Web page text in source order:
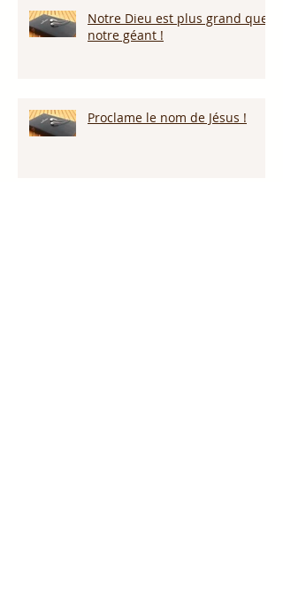
Notre Dieu est plus grand que
notre géant !
Proclame le nom de Jésus !